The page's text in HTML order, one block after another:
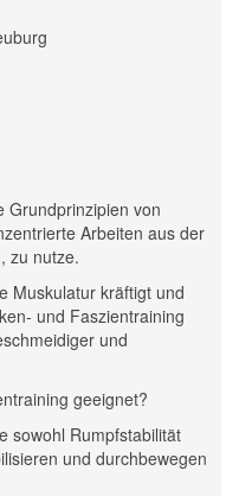
Grundprinzipien von
Arbeiten aus der
zu nutze.
Muskulatur kräftigt und
und Faszientraining
und
geeignet?
sowohl Rumpfstabilität
und durchbewegen